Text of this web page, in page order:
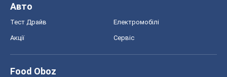
Авто
Тест Драйв Електромобілі
Акції Сервіс
Food Oboz